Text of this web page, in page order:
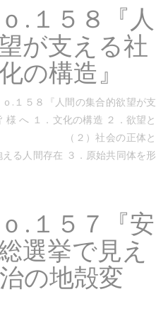
.１５８『人
が支える社
の構造』
.１５８『人間の集合的欲望が支
様 へ １．文化の構造 ２．欲望と
会 （２）社会の正体と
る人間存在 ３．原始共同体を形
.１５７『安
選挙で見え
の地殻変